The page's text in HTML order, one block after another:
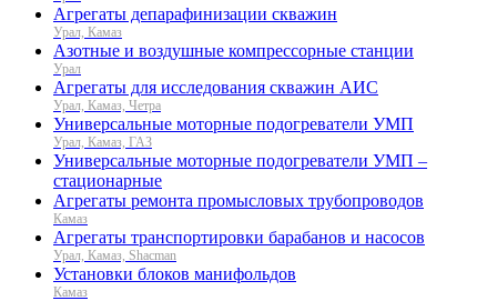
Агрегаты депарафинизации скважин
Урал, Камаз
Азотные и воздушные компрессорные станции
Урал
Агрегаты для исследования скважин АИС
Урал, Камаз, Четра
Универсальные моторные подогреватели УМП
Урал, Камаз, ГАЗ
Универсальные моторные подогреватели УМП –
стационарные
Агрегаты ремонта промысловых трубопроводов
Камаз
Агрегаты транспортировки барабанов и насосов
Урал, Камаз, Shacman
Установки блоков манифольдов
Камаз